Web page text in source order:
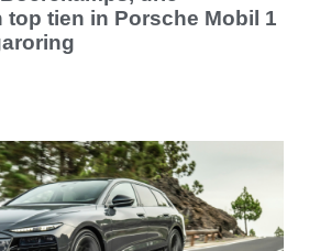
top tien in Porsche Mobil 1